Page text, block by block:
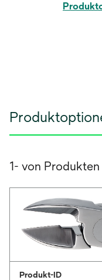
1- von Produkten
Produkt-ID